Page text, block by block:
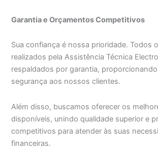
Garantia e Orçamentos Competitivos
Sua confiança é nossa prioridade. Todos
realizados pela Assistência Técnica
respaldados por garantia,
segurança aos nossos clientes.
Além disso, buscamos oferecer os
disponíveis, unindo qualidade superior e
competitivos para atender às suas
financeiras.